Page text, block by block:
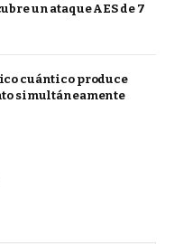
un ataque AES de 7
cuántico produce
simultáneamente